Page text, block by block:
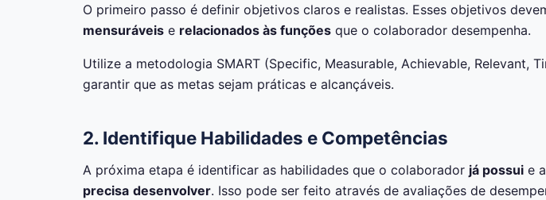
O primeiro passo é definir objetivos claros e realistas. Esses objetivos
mensuráveis e relacionados às funções que o colaborador desempenha.
Utilize a metodologia SMART (Specific, Measurable, Achievable, Relevant,
garantir que as metas sejam práticas e alcançáveis.
2. Identifique Habilidades e Competências
A próxima etapa é identificar as habilidades que o colaborador já possui e
precisa desenvolver. Isso pode ser feito através de avaliações de